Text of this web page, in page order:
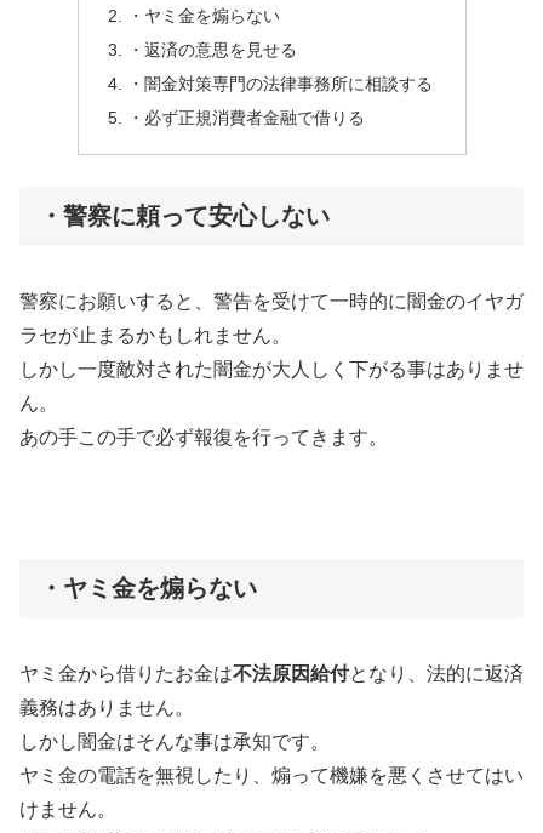
・ヤミ金を煽らない
・返済の意思を見せる
・闇金対策専門の法律事務所に相談する
・必ず正規消費者金融で借りる
・警察に頼って安心しない
警察にお願いすると、警告を受けて一時的に闇金のイヤガ
ラセが止まるかもしれません。
しかし一度敵対された闇金が大人しく下がる事はありませ
ん。
あの手この手で必ず報復を行ってきます。
・ヤミ金を煽らない
ヤミ金から借りたお金は不法原因給付となり、法的に返済
義務はありません。
しかし闇金はそんな事は承知です。
ヤミ金の電話を無視したり、煽って機嫌を悪くさせてはい
けません。